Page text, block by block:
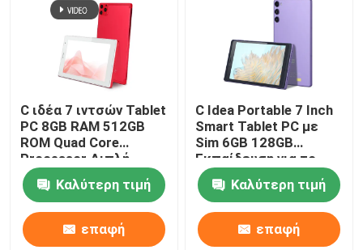
C ιδέα 7 ιντσών Tablet
PC 8GB RAM 512GB
ROM Quad Core
Processor Διπλή
κάμερα WiFi / BT για
εφήβους με θήκη
CM513 (κόκκινο)
Καλύτερη τιμή
επαφή
C Idea Portable 7 Inch
Smart Tablet PC με
Sim 6GB 128GB
Εκπαίδευση για το
σχολείο CM525
((Πορφυρό)Καλύτερη τιμή
επαφή